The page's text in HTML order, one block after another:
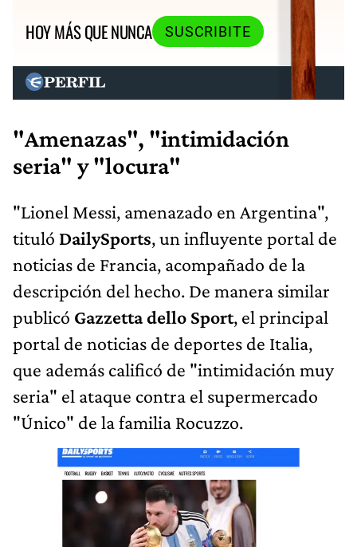
HOY MÁS QUE NUNCA
SUSCRIBITE
"Amenazas", "intimidación
seria" y "locura"
"Lionel Messi, amenazado en Argentina",
tituló DailySports, un influyente portal de
noticias de Francia, acompañado de la
descripción del hecho. De manera similar
publicó Gazzetta dello Sport, el principal
portal de noticias de deportes de Italia,
que además calificó de "intimidación muy
seria" el ataque contra el supermercado
"Único" de la familia Rocuzzo.